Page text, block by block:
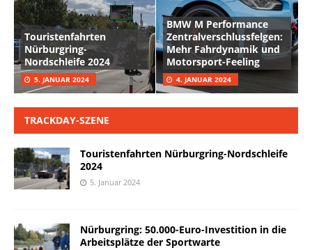
Touristenfahrten
Nürburgring-
Nordschleife 2024
5. JANUAR 2024
BMW M Performance
Zentralverschlussfelgen:
Mehr Fahrdynamik und
Motorsport-Feeling
4. JANUAR 2024
TRACKDAY-SZENE
Touristenfahrten Nürburgring-Nordschleife
2024
5. Januar 2024
Nürburgring: 50.000-Euro-Investition in die
Arbeitsplätze der Sportwarte